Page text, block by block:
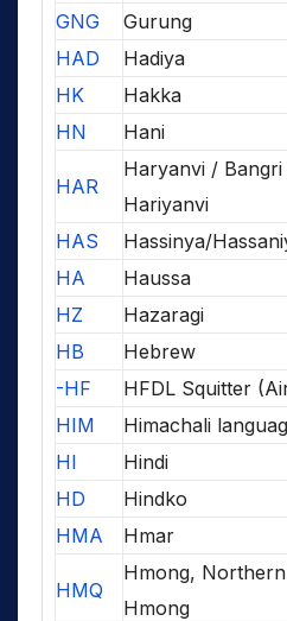
GNG
Gurung
HAD
Hadiya
HK
Hakka
HN
Hani
HAR
Haryanvi /
Hariyanvi
HAS
Hassinya/
HA
Haussa
HZ
Hazaragi
HB
Hebrew
-HF
HFDL Squitter
HIM
Himachali
HI
Hindi
HD
Hindko
HMA
Hmar
HMQ
Hmong,
Hmong